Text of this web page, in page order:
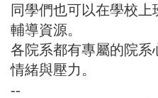
同學們也可以在學校
輔導資源。
各院系都有專屬的院
情緒與壓力。
--